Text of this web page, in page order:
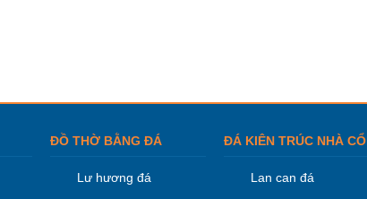
ĐỒ THỜ BẰNG ĐÁ
Lư hương đá
ĐÁ KIÊN TRÚC NHÀ CỔ
Lan can đá